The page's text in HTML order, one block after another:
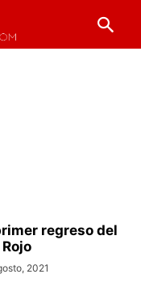
regreso del
2021